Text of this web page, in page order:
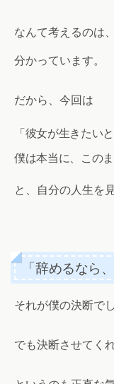
なんて考えるのは
分かっています。
だから、今回は
「彼女が生きたい
僕は本当に、この
と、自分の人生を
「辞めるなら
それが僕の決断で
でも決断させてく